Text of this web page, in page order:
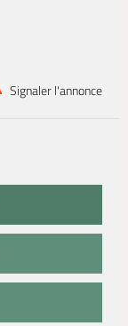
Signaler l'annonce